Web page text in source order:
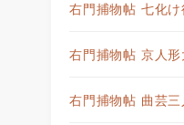
右門捕物帖 七化
右門捕物帖 京人
右門捕物帖 曲芸